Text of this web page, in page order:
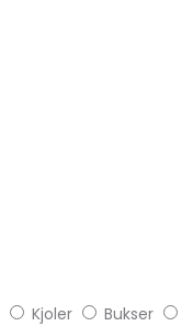
Kjoler
Bukser